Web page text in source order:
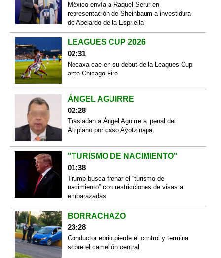
México envía a Raquel Serur en
representación de Sheinbaum a investidura
de Abelardo de la Espriella
LEAGUES CUP 2026
02:31
Necaxa cae en su debut de la Leagues Cup
ante Chicago Fire
ÁNGEL AGUIRRE
02:28
Trasladan a Ángel Aguirre al penal del
Altiplano por caso Ayotzinapa
"TURISMO DE NACIMIENTO"
01:38
Trump busca frenar el “turismo de
nacimiento” con restricciones de visas a
embarazadas
BORRACHAZO
23:28
Conductor ebrio pierde el control y termina
sobre el camellón central